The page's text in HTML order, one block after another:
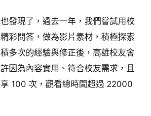
發現了，過去一年，我們嘗試用校
彩問答，做為影片素材，積極探索
多次的經驗與修正後，高雄校友會
因為內容實用、符合校友需求，且
100 次，觀看總時間超過 22000